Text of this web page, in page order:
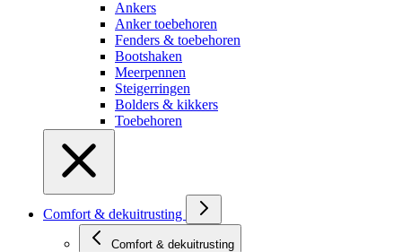
Ankers
Anker toebehoren
Fenders & toebehoren
Bootshaken
Meerpennen
Steigerringen
Bolders & kikkers
Toebehoren
Comfort & dekuitrusting
Comfort & dekuitrusting